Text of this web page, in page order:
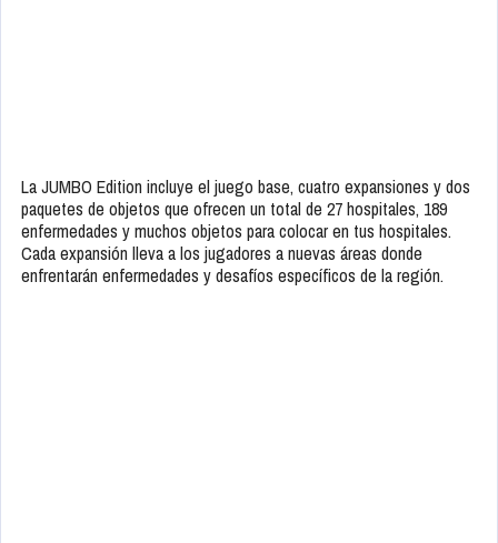
La JUMBO Edition incluye el juego base, cuatro expansiones y dos
paquetes de objetos que ofrecen un total de 27 hospitales, 189
enfermedades y muchos objetos para colocar en tus hospitales.
Cada expansión lleva a los jugadores a nuevas áreas donde
enfrentarán enfermedades y desafíos específicos de la región.